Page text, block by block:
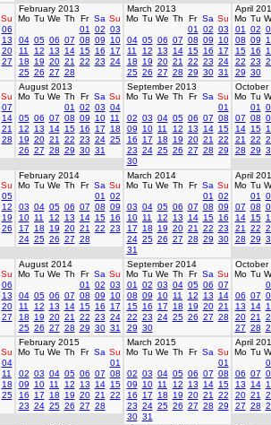
Su
06
13
20
27
February 2013
Mo Tu We Th Fr Sa Su
01
02 03
04 05 06 07 08 09
10
11
12 13 14 15 16
17
18
19 20 21 22 23 24
25 26 27 28
March 2013
Mo Tu We Th Fr Sa Su
01
02 03
04 05 06 07 08 09
10
11
12 13 14 15 16
17
18
19 20 21 22 23 24
25 26 27 28 29 30 31
April
Mo Tu
01
02
08 09
15 16
22 23
29 30
Su
07
14
21
28
August 2013
Mo Tu We Th Fr Sa Su
01
02 03 04
05 06 07 08 09 10 11
12
13 14 15 16 17
18
19 20 21 22 23 24 25
26 27 28 29 30 31
September 2013
Mo Tu We Th Fr Sa Su
01
02 03 04 05 06 07 08
09
10 11 12 13 14 15
16
17 18 19 20 21
22
23 24 25 26 27 28 29
30
October
Mo Tu
01
07 08
14 15
21
22
28 29
Su
05
12
19
26
February 2014
Mo Tu We Th Fr Sa Su
01
02
03 04 05 06 07 08 09
10 11 12 13 14 15 16
17
18 19 20 21 22 23
24 25 26 27 28
March 2014
Mo Tu We Th Fr Sa Su
01
02
03 04 05 06 07 08 09
10 11 12 13 14 15 16
17
18 19 20 21 22 23
24 25 26 27 28 29 30
31
April
Mo Tu
01
07 08
14 15
21
22
28 29
Su
06
13
20
27
August 2014
Mo Tu We Th Fr Sa Su
01
02 03
04 05 06 07 08 09
10
11
12 13 14 15 16
17
18
19 20 21 22 23 24
25 26 27 28 29 30 31
September 2014
Mo Tu We Th Fr Sa Su
01
02 03 04 05 06 07
08 09 10 11 12 13
14
15 16 17 18 19 20 21
22 23 24 25 26 27 28
29 30
October
Mo Tu
06 07
13
14
20 21
27 28
Su
04
11
18
25
February 2015
Mo Tu We Th Fr Sa Su
01
02 03 04 05 06 07 08
09
10 11 12 13 14 15
16
17 18 19 20 21
22
23 24 25 26 27 28
March 2015
Mo Tu We Th Fr Sa Su
01
02 03 04 05 06 07 08
09
10 11 12 13 14 15
16
17 18 19 20 21
22
23 24 25 26 27 28 29
30 31
April
Mo Tu
06 07
13
14
20 21
27 28